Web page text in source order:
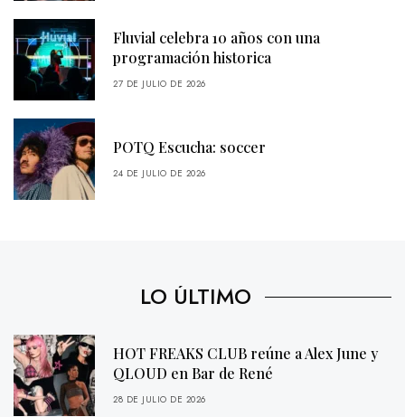
Fluvial celebra 10 años con una
programación historica
27 DE JULIO DE 2026
POTQ Escucha: soccer
24 DE JULIO DE 2026
LO ÚLTIMO
HOT FREAKS CLUB reúne a Alex June y
QLOUD en Bar de René
28 DE JULIO DE 2026